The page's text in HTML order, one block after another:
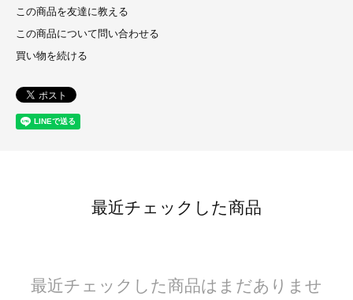
この商品を友達に教える
この商品について問い合わせる
買い物を続ける
最近チェックした商品
最近チェックした商品はまだありませ